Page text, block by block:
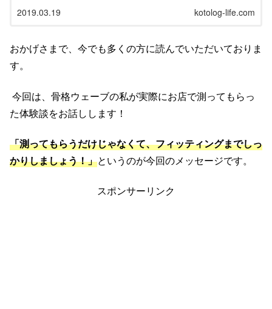
kotolog-life.com
2019.03.19
おかげさまで、今でも多くの方に読んでいただいておりま
す。
今回は、骨格ウェーブの私が実際にお店で測ってもらっ
た体験談をお話しします！
「測ってもらうだけじゃなくて、フィッティングまでしっ
かりしましょう！」というのが今回のメッセージです。
スポンサーリンク